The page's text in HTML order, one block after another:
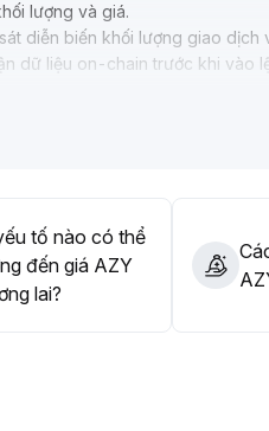
lượng và giá.
diễn biến khối lượng giao dịch
dữ liệu on-chain trước khi vào
tố nào có thể
đến giá AZY
lai?